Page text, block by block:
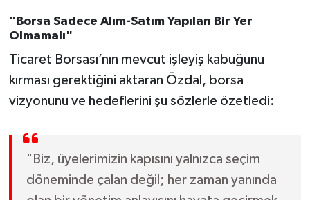
"Borsa Sadece Alım-Satım Yapılan Bir Yer
Olmamalı"
Ticaret Borsası’nın mevcut işleyiş kabuğunu
kırması gerektiğini aktaran Özdal, borsa
vizyonunu ve hedeflerini şu sözlerle özetledi:
"Biz, üyelerimizin kapısını yalnızca seçim
döneminde çalan değil; her zaman yanında